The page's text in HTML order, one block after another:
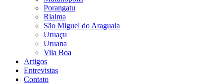
Porangatu
Rialma
São Miguel do Araguaia
Uruaçu
Uruana
Vila Boa
Artigos
Entrevistas
Contato